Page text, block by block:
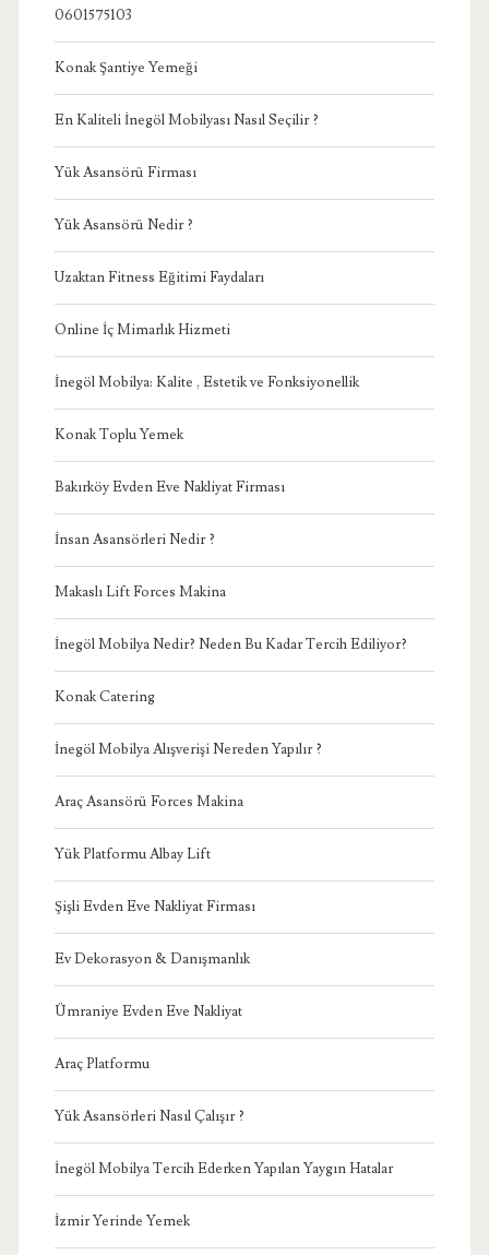
0601575103
Konak Şantiye Yemeği
En Kaliteli İnegöl Mobilyası Nasıl Seçilir ?
Yük Asansörü Firması
Yük Asansörü Nedir ?
Uzaktan Fitness Eğitimi Faydaları
Online İç Mimarlık Hizmeti
İnegöl Mobilya: Kalite , Estetik ve Fonksiyonellik
Konak Toplu Yemek
Bakırköy Evden Eve Nakliyat Firması
İnsan Asansörleri Nedir ?
Makaslı Lift Forces Makina
İnegöl Mobilya Nedir? Neden Bu Kadar Tercih Ediliyor?
Konak Catering
İnegöl Mobilya Alışverişi Nereden Yapılır ?
Araç Asansörü Forces Makina
Yük Platformu Albay Lift
Şişli Evden Eve Nakliyat Firması
Ev Dekorasyon & Danışmanlık
Ümraniye Evden Eve Nakliyat
Araç Platformu
Yük Asansörleri Nasıl Çalışır ?
İnegöl Mobilya Tercih Ederken Yapılan Yaygın Hatalar
İzmir Yerinde Yemek